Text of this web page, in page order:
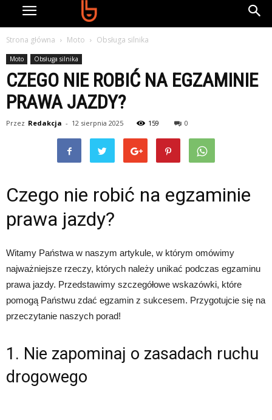
Strona główna Moto Obsługa silnika
Moto Obsługa silnika
CZEGO NIE ROBIĆ NA EGZAMINIE
PRAWA JAZDY?
Przez Redakcja - 12 sierpnia 2025 159 0
Czego nie robić na egzaminie
prawa jazdy?
Witamy Państwa w naszym artykule, w którym omówimy
najważniejsze rzeczy, których należy unikać podczas egzaminu
prawa jazdy. Przedstawimy szczegółowe wskazówki, które
pomogą Państwu zdać egzamin z sukcesem. Przygotujcie się na
przeczytanie naszych porad!
1. Nie zapominaj o zasadach ruchu
drogowego